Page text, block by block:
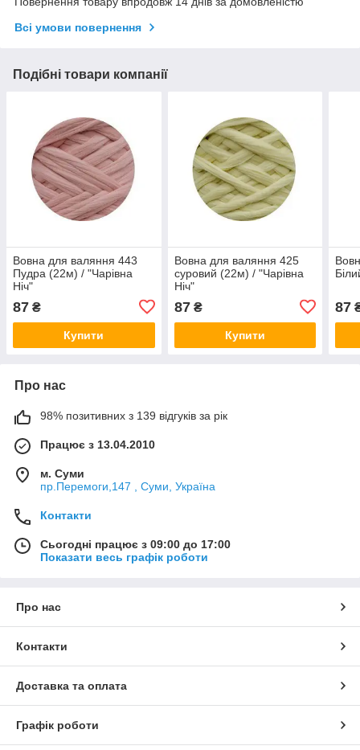
Всі умови повернення
Подібні товари компанії
Вовна для валяння 443
Пудра (22м) / "Чарівна
Ніч"
87 ₴
Купити
Вовна для валяння 425
суровий (22м) / "Чарівна
Ніч"
87₴
Купити
87
Про нас
98% позитивних з 139 відгуків за рік
Працює з 13.04.2010
м. Суми
пр.Перемоги,147 , Суми, Україна
Контакти
Сьогодні працює з 09:00 до 17:00
Показати весь графік роботи
Про нас
Контакти
Доставка та оплата
Графік роботи